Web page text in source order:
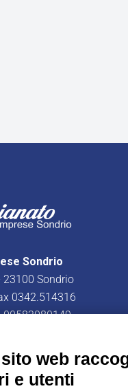
Sondrio
23100 Sondrio
0342.514316
00582080149
web
e utenti